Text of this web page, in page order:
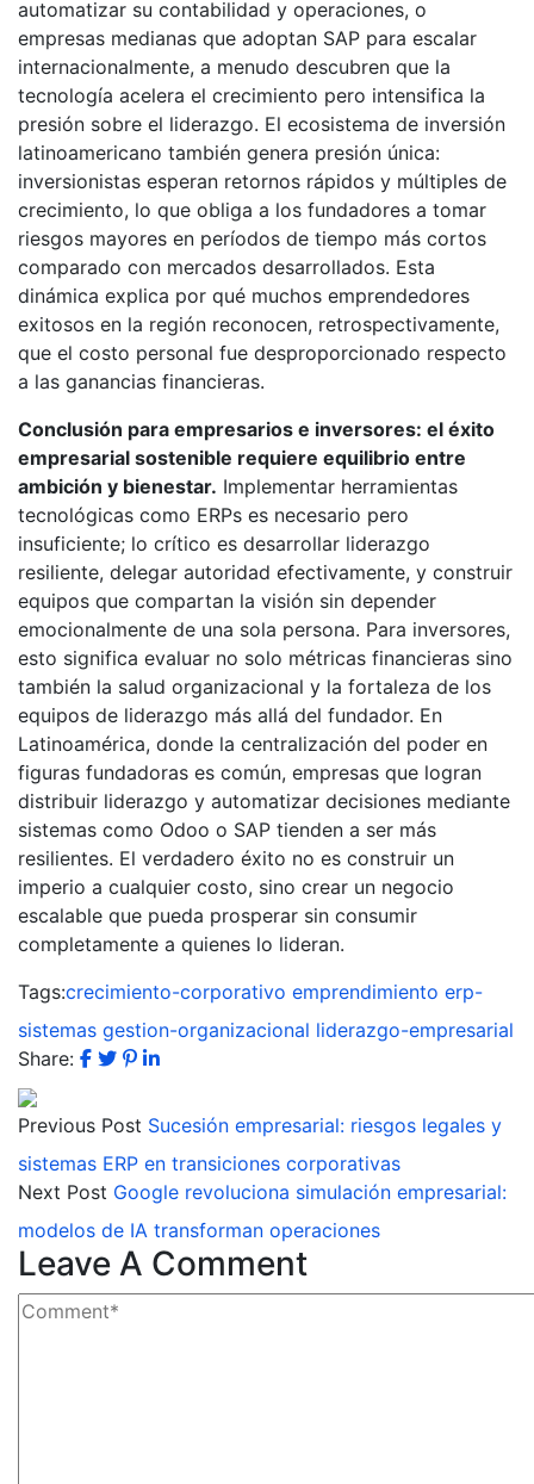
automatizar su contabilidad y operaciones, o
empresas medianas que adoptan SAP para escalar
internacionalmente, a menudo descubren que la
tecnología acelera el crecimiento pero intensifica la
presión sobre el liderazgo. El ecosistema de inversión
latinoamericano también genera presión única:
inversionistas esperan retornos rápidos y múltiples de
crecimiento, lo que obliga a los fundadores a tomar
riesgos mayores en períodos de tiempo más cortos
comparado con mercados desarrollados. Esta
dinámica explica por qué muchos emprendedores
exitosos en la región reconocen, retrospectivamente,
que el costo personal fue desproporcionado respecto
a las ganancias financieras.
Conclusión para empresarios e inversores: el éxito
empresarial sostenible requiere equilibrio entre
ambición y bienestar. Implementar herramientas
tecnológicas como ERPs es necesario pero
insuficiente; lo crítico es desarrollar liderazgo
resiliente, delegar autoridad efectivamente, y construir
equipos que compartan la visión sin depender
emocionalmente de una sola persona. Para inversores,
esto significa evaluar no solo métricas financieras sino
también la salud organizacional y la fortaleza de los
equipos de liderazgo más allá del fundador. En
Latinoamérica, donde la centralización del poder en
figuras fundadoras es común, empresas que logran
distribuir liderazgo y automatizar decisiones mediante
sistemas como Odoo o SAP tienden a ser más
resilientes. El verdadero éxito no es construir un
imperio a cualquier costo, sino crear un negocio
escalable que pueda prosperar sin consumir
completamente a quienes lo lideran.
Tags:crecimiento-corporativo emprendimiento erp-
sistemas gestion-organizacional liderazgo-empresarial
Share:
Previous Post Sucesión empresarial: riesgos legales y
sistemas ERP en transiciones corporativas
Next Post Google revoluciona simulación empresarial:
modelos de IA transforman operaciones
Leave A Comment